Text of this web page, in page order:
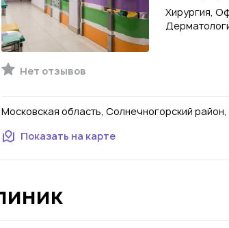
Хирургия,
Нет отзывов
Московская область, Солнечногорский район,
Показать на карте